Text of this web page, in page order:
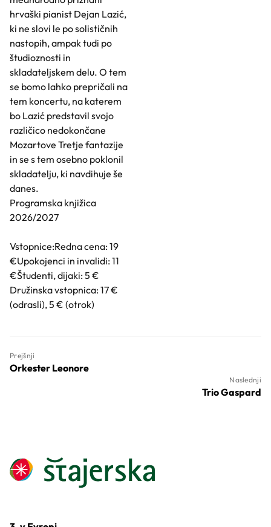
hrvaški pianist Dejan Lazić,
ki ne slovi le po solističnih
nastopih, ampak tudi po
študioznosti in
skladateljskem delu. O tem
se bomo lahko prepričali na
tem koncertu, na katerem
bo Lazić predstavil svojo
različico nedokončane
Mozartove Tretje fantazije
in se s tem osebno poklonil
skladatelju, ki navdihuje še
danes.
Programska knjižica
2026/2027
Vstopnice:Redna cena: 19
€Upokojenci in invalidi: 11
€Študenti, dijaki: 5 €
Družinska vstopnica: 17 €
(odrasli), 5 € (otrok)
Prejšnji
Orkester Leonore
Naslednji
Trio Gaspard